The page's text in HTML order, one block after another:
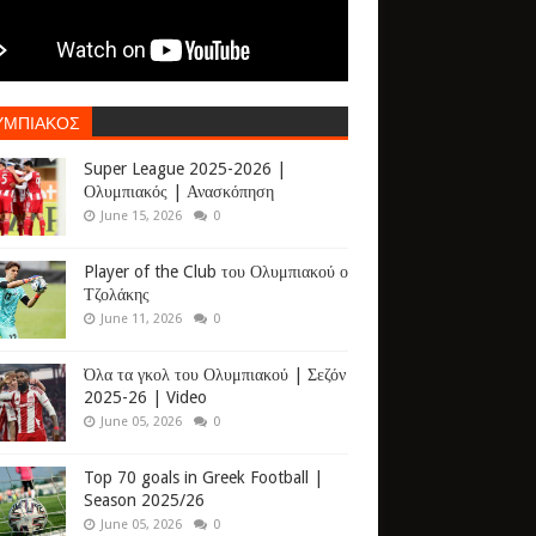
Super League 2025-2026 |
Ολυμπιακός | Ανασκόπηση
June 15, 2026 0
Player of the Club του Ολυμπιακού ο
Τζολάκης
June 11, 2026 0
Όλα τα γκολ του Ολυμπιακού | Σεζόν
2025-26 | Video
June 05, 2026 0
Top 70 goals in Greek Football |
Season 2025/26
June 05, 2026 0